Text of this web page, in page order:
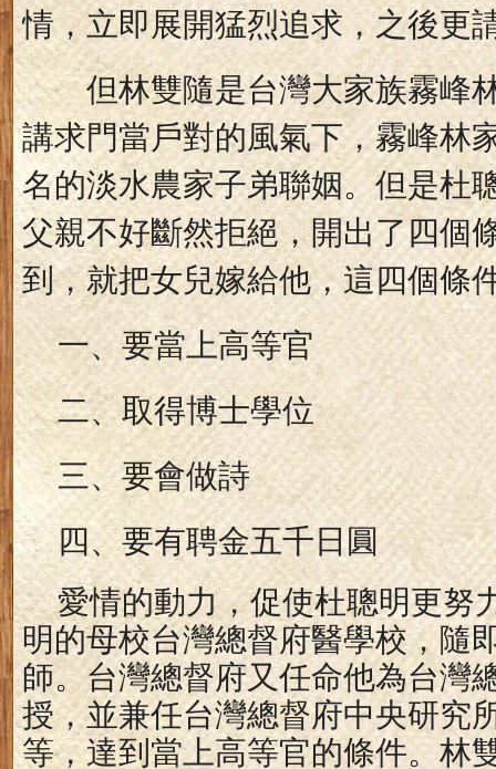
情，立即展開猛烈追求，之後更
但林雙隨是台灣大家族霧峰林
講求門當戶對的風氣下，霧峰林
名的淡水農家子弟聯姻。但是杜
父親不好斷然拒絕，開出了四個
到，就把女兒嫁給他，這四個條
一、要當上高等官
二、取得博士學位
三、要會做詩
四、要有聘金五千日圓
愛情的動力，促使杜聰明更努
明的母校台灣總督府醫學校，隨
師。台灣總督府又任命他為台灣
授，並兼任台灣總督府中央研究
等，達到當上高等官的條件。林